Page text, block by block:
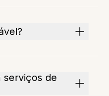
serviços de